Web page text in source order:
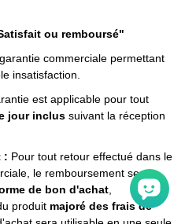
ou remboursé"
commerciale permettant
insatisfaction.
est applicable pour tout
jour inclus suivant la réception
: Pour tout retour effectué dans le
le remboursement sera
de bon d'achat
produit majoré des frais de